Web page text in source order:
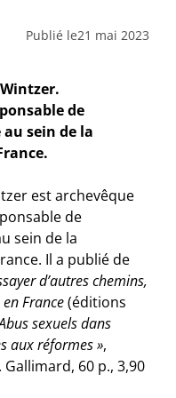
Publié le21 mai 2023
de
sein de la
est archevêque
de
sein de la
Il a publié de
d’autres chemins,
en France(éditions
sexuels dans
aux réformes »,
60 p., 3,90